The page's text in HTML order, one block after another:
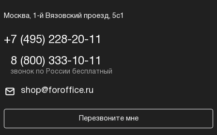
Москва, 1-й Вязовский проезд, 5с1
+7 (495) 228-20-11
8 (800) 333-10-11
shop@foroffice.ru
Перезвоните мне